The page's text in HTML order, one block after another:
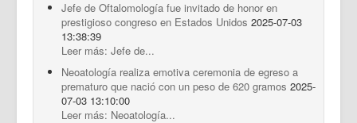
Jefe de Oftalomología fue invitado de honor en
prestigioso congreso en Estados Unidos 2025-07-03
13:38:39
Leer más: Jefe de...
Neoatología realiza emotiva ceremonia de egreso a
prematuro que nació con un peso de 620 gramos 2025-
07-03 13:10:00
Leer más: Neoatología...